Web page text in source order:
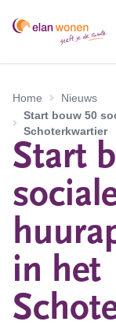
Home
Nieuws
Start bouw 50
Schoterkwartier
Start
in het